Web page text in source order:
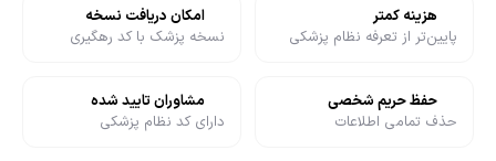
هزینه کمتر
پایین‌تر از تعرفه نظام پزشکی
امکان دریافت نسخه
نسخه پزشک با کد رهگیری
حفظ حریم شخصی
حذف تمامی اطلاعات
مشاوران تایید شده
دارای کد نظام پزشکی